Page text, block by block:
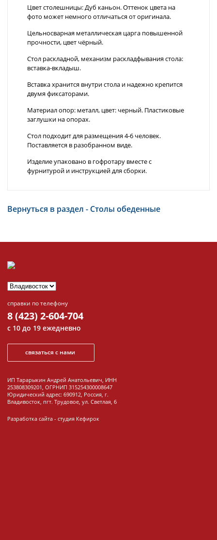
Цвет столешницы: Дуб каньон. Оттенок цвета на
фото может немного отличаться от оригинала.
Цельносварная металлическая царга повышенной
прочности, цвет чёрный.
Стол раскладной, механизм раскладфывания стола:
вставка-вкладыш.
Вставка хранится внутри стола и надежно крепится
двумя фиксаторами.
Материал опор: металл, цвет: черный. Пластиковые
заглушки на опорах.
Стол подходит для размещения 4-6 человек.
Поставляется в разобранном виде.
Изделие упаковано в гофротару вместе с
фурнитурой и инструкцией для сборки.
Вернуться в раздел - Столы обеденные
справки по телефону
8 (423) 2-604-704
с 10 до 19 ежедневно
связаться с нами
ИП Тарарыкин Андрей Анатольевич, ИНН
253808309201, ОГРНИП 315254300008647
Юридический адрес: 690912, Россия, г.
Владивосток, пгт. Трудовое, ул. Светлая, 6
Разработка сайта - студия Кефирок